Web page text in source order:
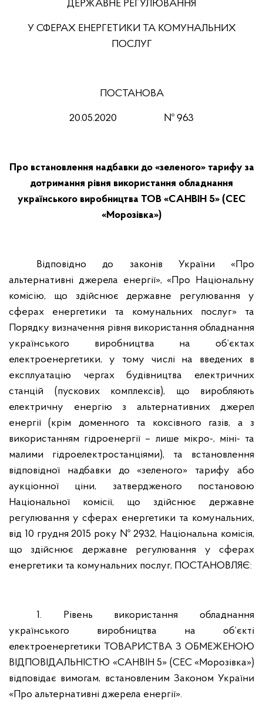
ДЕРЖАВНЕ РЕГУЛЮВАННЯ
У СФЕРАХ ЕНЕРГЕТИКИ ТА КОМУНАЛЬНИХ
ПОСЛУГ
ПОСТАНОВА
20.05.2020 № 963
Про встановлення надбавки до «зеленого» тарифу за
дотримання рівня використання обладнання
українського виробництва ТОВ «САНВІН 5» (СЕС
«Морозівка»)
Відповідно до законів України «Про
альтернативні джерела енергії», «Про Національну
комісію, що здійснює державне регулювання у
сферах енергетики та комунальних послуг» та
Порядку визначення рівня використання обладнання
українського виробництва на об’єктах
електроенергетики, у тому числі на введених в
експлуатацію чергах будівництва електричних
станцій (пускових комплексів), що виробляють
електричну енергію з альтернативних джерел
енергії (крім доменного та коксівного газів, а з
використанням гідроенергії – лише мікро-, міні- та
малими гідроелектростанціями), та встановлення
відповідної надбавки до «зеленого» тарифу або
аукціонної ціни, затвердженого постановою
Національної комісії, що здійснює державне
регулювання у сферах енергетики та комунальних,
від 10 грудня 2015 року № 2932, Національна комісія,
що здійснює державне регулювання у сферах
енергетики та комунальних послуг, ПОСТАНОВЛЯЄ:
1. Рівень використання обладнання
українського виробництва на об’єкті
електроенергетики ТОВАРИСТВА З ОБМЕЖЕНОЮ
ВІДПОВІДАЛЬНІСТЮ «САНВІН 5» (СЕС «Морозівка»)
відповідає вимогам, встановленим Законом України
«Про альтернативні джерела енергії».